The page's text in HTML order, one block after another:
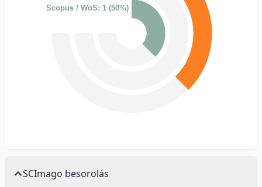
Scopus / WoS: 1 (50%)
SCImago besorolás